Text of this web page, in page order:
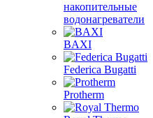
накопительные
водонагреватели
BAXI
Federica Bugatti
Protherm